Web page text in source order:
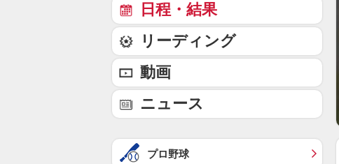
日程・結果
リーディング
動画
ニュース
プロ野球